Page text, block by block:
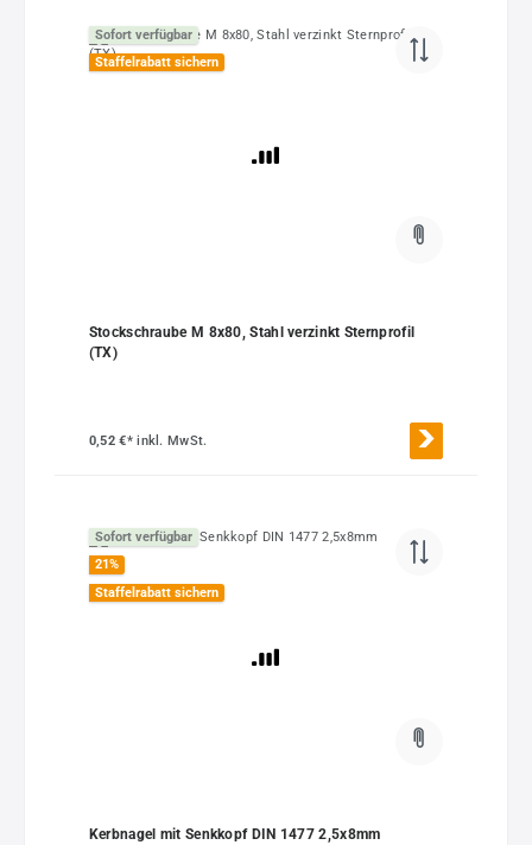
Sofort verfügbar
Staffelrabatt sichern
Stockschraube M 8x80, Stahl verzinkt Sternprofil
(TX)
0,52 €*inkl. MwSt.
Sofort verfügbar
21%
Staffelrabatt sichern
Kerbnagel mit Senkkopf DIN 1477 2,5x8mm